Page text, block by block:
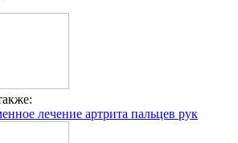
лечение артрита пальцев рук